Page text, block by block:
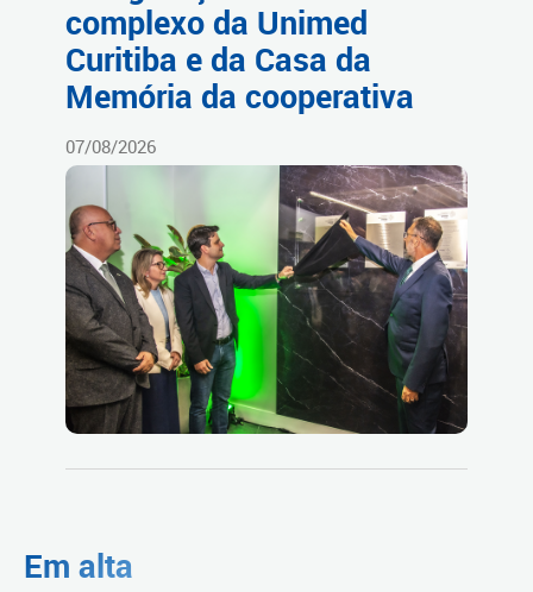
complexo da Unimed
Curitiba e da Casa da
Memória da cooperativa
07/08/2026
Em alta